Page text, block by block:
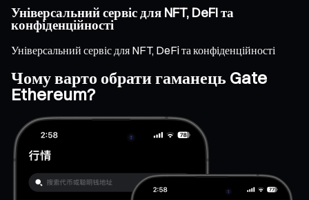
Універсальний сервіс для NFT, DeFi та
конфіденційності
Універсальний сервіс для NFT, DeFi та конфіденційності
Чому варто обрати гаманець Gate
Ethereum?